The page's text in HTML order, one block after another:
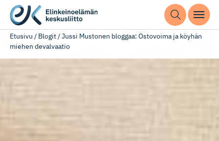
Etusivu / Blogit/Jussi Mustonen bloggaa: Ostovoima ja köyhän
miehen devalvaatio